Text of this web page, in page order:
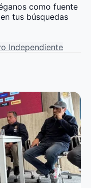
como fuente
tus búsquedas
Independiente